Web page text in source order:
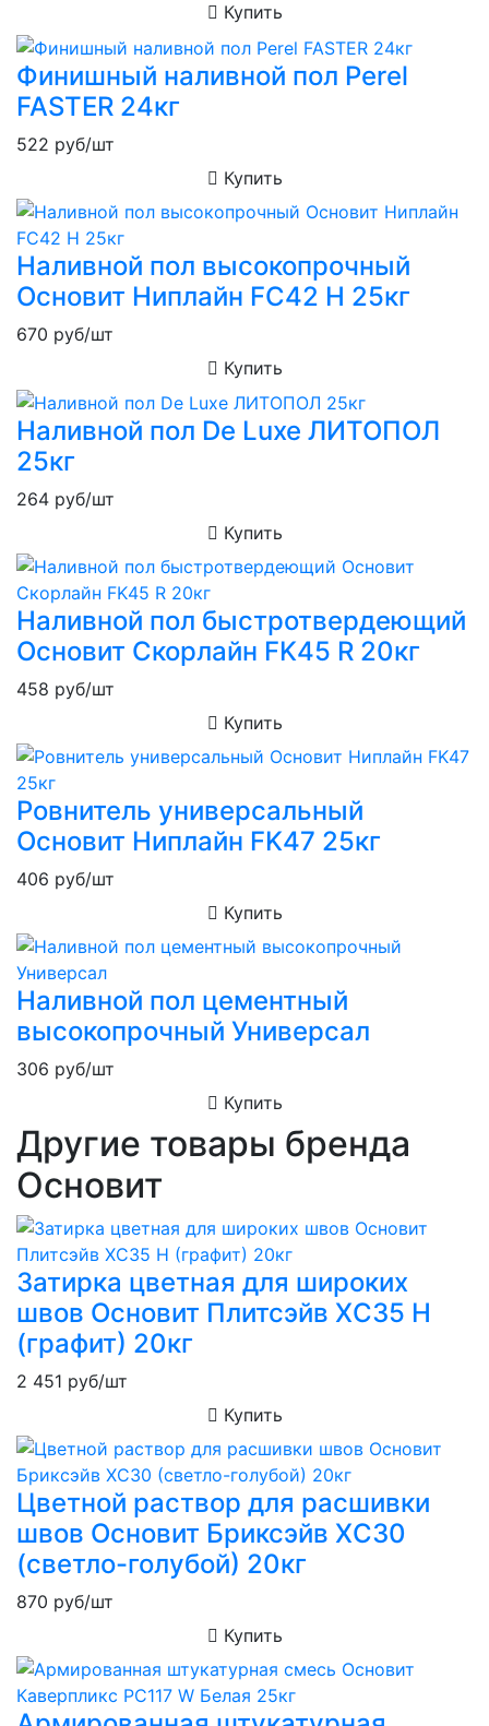
Купить
Финишный наливной пол Perel
FASTER 24кг
522 руб/шт
Купить
Наливной пол высокопрочный
Основит Ниплайн FC42 H 25кг
670 руб/шт
Купить
Наливной пол De Luxe ЛИТОПОЛ
25кг
264 руб/шт
Купить
Наливной пол быстротвердеющий
Основит Скорлайн FK45 R 20кг
458 руб/шт
Купить
Ровнитель универсальный
Основит Ниплайн FK47 25кг
406 руб/шт
Купить
Наливной пол цементный
высокопрочный Универсал
306 руб/шт
Купить
Другие товары бренда
Основит
Затирка цветная для широких
швов Основит Плитсэйв XC35 H
(графит) 20кг
2 451 руб/шт
Купить
Цветной раствор для расшивки
швов Основит Бриксэйв XC30
(светло-голубой) 20кг
870 руб/шт
Купить